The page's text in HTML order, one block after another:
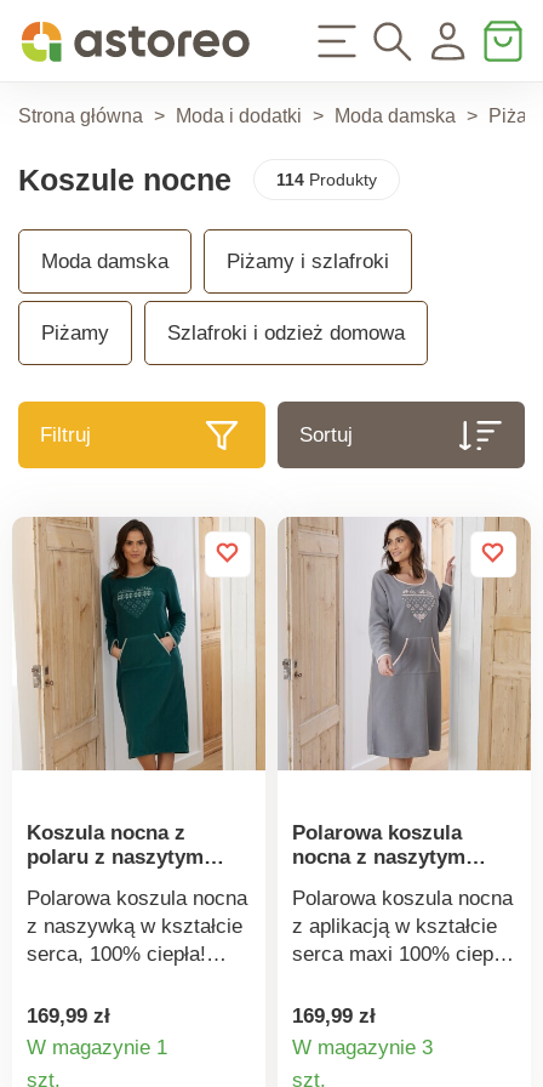
Strona główna > Moda i dodatki > Moda damska >
Koszule nocne 114Produkty
Moda damska Piżamy i szlafroki
Piżamy Szlafroki i odzież domowa
Filtruj Sortuj
Koszula nocna z
polaru z naszytym
Polarowa koszula nocna
z naszywką w kształcie
serca, 100% ciepła!
serca z żakardowym
nadrukiem z przodu.
Okrągły dekolt, długie
169,99 zł
W magazynie 1
szt.
Polarowa koszula
nocna z naszytym
Polarowa koszula nocna
z aplikacją w kształcie
serca maxi 100% ciepła!
kształcie serca z
żakardowym nadrukiem.
Okrągły dekolt, długie
169,99 zł
W magazynie 3
szt.